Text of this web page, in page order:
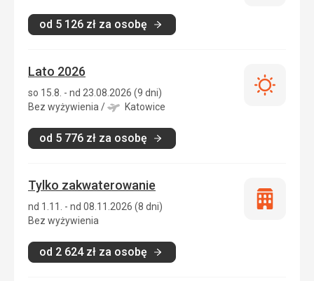
od 5 126 zł za osobę
Lato 2026
so 15.8. - nd 23.08.2026 (9 dni)
Bez wyżywienia / Katowice
od 5 776 zł za osobę
Lato
Tylko zakwaterowanie
nd 1.11. - nd 08.11.2026 (8 dni)
Bez wyżywienia
od 2 624zł za osobę
Tylko